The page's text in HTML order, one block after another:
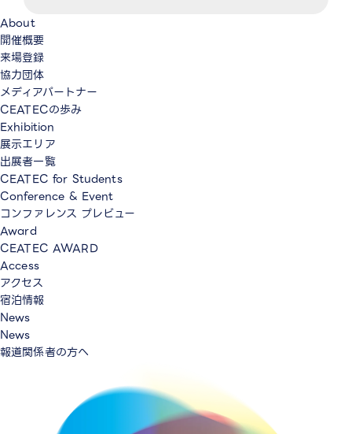
About
開催概要
来場登録
協力団体
メディアパートナー
CEATECの歩み
Exhibition
展示エリア
出展者一覧
CEATEC for Students
Conference & Event
コンファレンス プレビュー
Award
CEATEC AWARD
Access
アクセス
宿泊情報
News
News
報道関係者の方へ